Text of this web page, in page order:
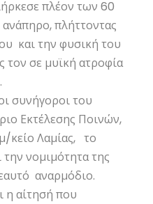
πλέον των 60
πλήττοντας
και την φυσική του
τον σε μυϊκή ατροφία
συνήγοροι του
Εκτέλεσης Ποινών,
κείο Λαμίας, το
νομιμότητα της
αναρμόδιο.
η αίτησή που